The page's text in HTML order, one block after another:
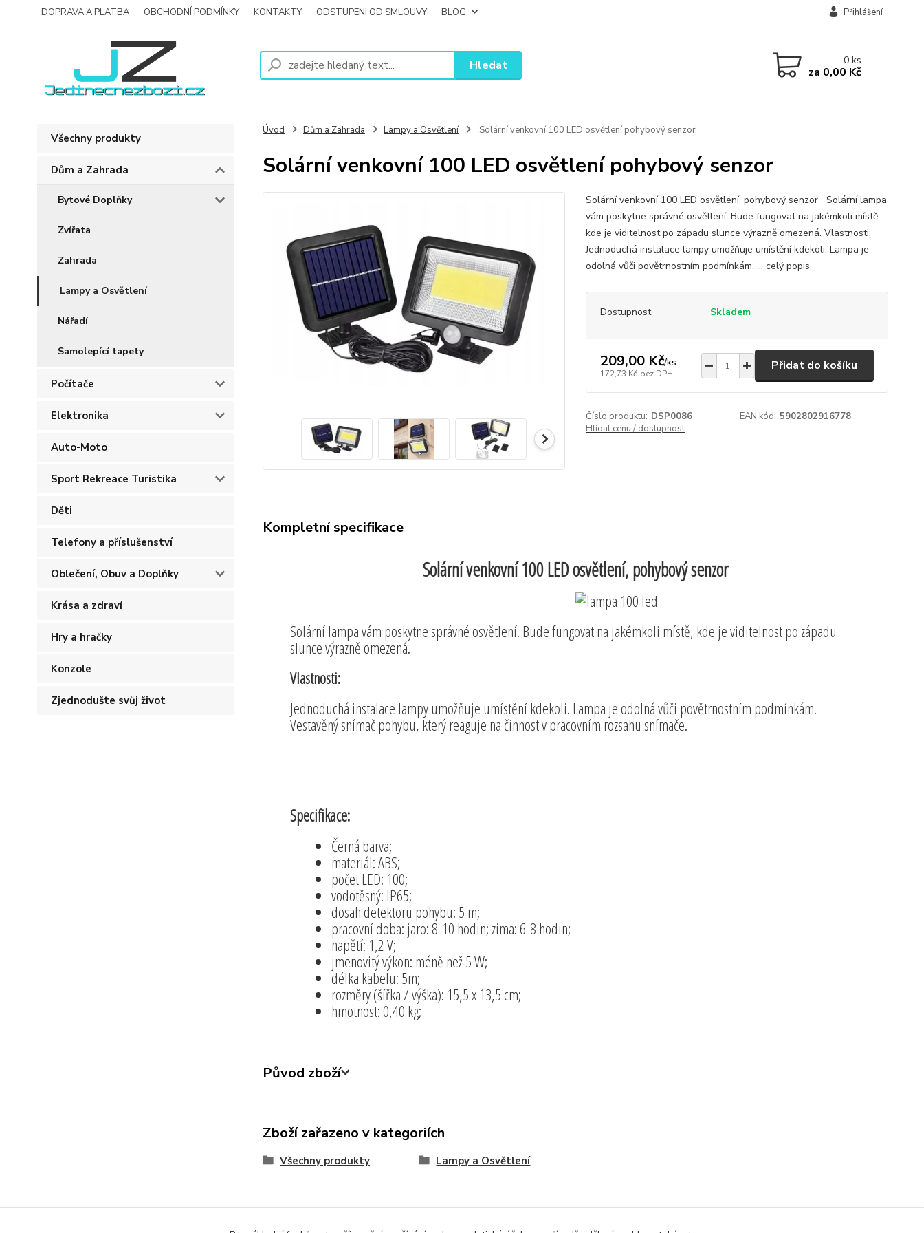
DOPRAVA A PLATBA OBCHODNÍ PODMÍNKY KONTAKTY ODSTUPENI OD SMLOUVY BLOG Přihlášení
Hledat 0ks
za 0,00 Kč
Všechny produkty
Dům a Zahrada
Bytové Doplňky
Zvířata
Zahrada
Lampy a Osvětlení
Nářadí
Samolepící tapety
Počítače
Elektronika
Auto-Moto
Sport Rekreace Turistika
Děti
Telefony a příslušenství
Oblečení, Obuv a Doplňky
Krása a zdraví
Hry a hračky
Konzole
Zjednodušte svůj život
Úvod Dům a Zahrada Lampy a Osvětlení Solární venkovní 100 LED osvětlení pohybový senzor
Solární venkovní 100 LED osvětlení pohybový senzor
Solární venkovní 100 LED osvětlení, pohybový senzor Solární lampa
vám poskytne správné osvětlení. Bude fungovat na jakémkoli místě,
kde je viditelnost po západu slunce výrazně omezená. Vlastnosti:
Jednoduchá instalace lampy umožňuje umístění kdekoli. Lampa je
odolná vůči povětrnostním podmínkám. ... celý popis
Dostupnost Skladem
209,00 Kč/ks
172,73 Kč bez DPH
Přidat do košíku
Číslo produktu: DSP0086 EAN kód: 5902802916778
Hlídat cenu / dostupnost
Kompletní specifikace
Solární venkovní 100 LED osvětlení, pohybový senzor
Solární lampa vám poskytne správné osvětlení. Bude fungovat na jakémkoli místě, kde je viditelnost po západu
slunce výrazně omezená.
Vlastnosti:
Jednoduchá instalace lampy umožňuje umístění kdekoli. Lampa je odolná vůči povětrnostním podmínkám.
Vestavěný snímač pohybu, který reaguje na činnost v pracovním rozsahu snímače.
Specifikace:
Černá barva;
materiál: ABS;
počet LED: 100;
vodotěsný: IP65;
dosah detektoru pohybu: 5 m;
pracovní doba: jaro: 8-10 hodin; zima: 6-8 hodin;
napětí: 1,2 V;
jmenovitý výkon: méně než 5 W;
délka kabelu: 5m;
rozměry (šířka / výška): 15,5 x 13,5 cm;
hmotnost: 0,40 kg;
Původ zboží
Zboží zařazeno v kategoriích
Všechny produkty Lampy a Osvětlení